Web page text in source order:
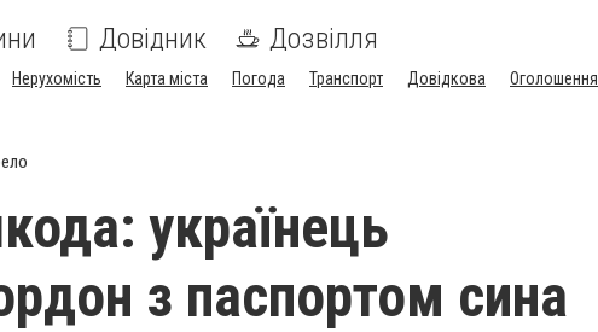
Довідник Дозвілля
Нерухомість Карта міста Погода Транспорт Довідкова Оголошення
українець
з паспортом сина